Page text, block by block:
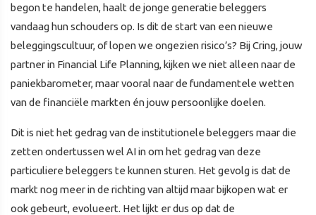
begon te handelen, haalt de jonge generatie beleggers
vandaag hun schouders op. Is dit de start van een nieuwe
beleggingscultuur, of lopen we ongezien risico’s? Bij Cring, jouw
partner in Financial Life Planning, kijken we niet alleen naar de
paniekbarometer, maar vooral naar de fundamentele wetten
van de financiële markten én jouw persoonlijke doelen.
Dit is niet het gedrag van de institutionele beleggers maar die
zetten ondertussen wel AI in om het gedrag van deze
particuliere beleggers te kunnen sturen. Het gevolg is dat de
markt nog meer in de richting van altijd maar bijkopen wat er
ook gebeurt, evolueert. Het lijkt er dus op dat de